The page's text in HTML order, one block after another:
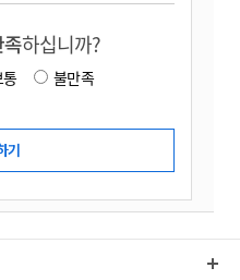
하십니까?
통
불만족